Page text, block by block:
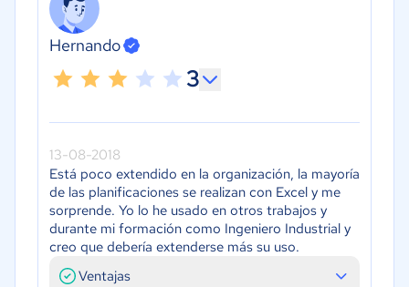
Hernando
3
13-08-2018
Está poco extendido en la organización, la mayoría
de las planificaciones se realizan con Excel y me
sorprende. Yo lo he usado en otros trabajos y
durante mi formación como Ingeniero Industrial y
creo que debería extenderse más su uso.
Ventajas